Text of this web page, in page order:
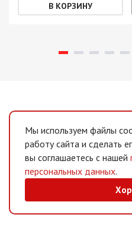
Мы используем файлы
работу сайта и сделать
вы соглашаетесь с нашей
персональных данных.